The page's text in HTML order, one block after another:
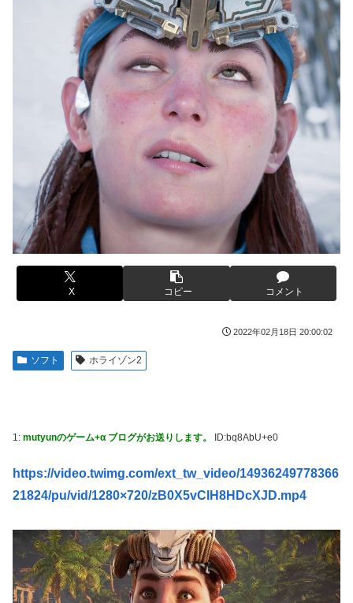
ンプくらいヌルイのなら考える
【艦これ】もちもちーの本気 他
【ウマ娘】水着シュヴァちいいね！
韓国人「超巨大台風13号ドルフィンが90度直角カーブで韓
国に向かう予想‥世界各国の最新スパコン気象予測モデルが
はじき出した直近の台風進路図がこちらです‥」
車大手工場にも女性・高齢者…軽作業ラインやスポットワー
海外「日本なんて行くんじゃなかった…」 日本を知ってし
まったディズニー信者、帰国後『本家』に失望する事態に
キャデラックF1、致命的なブレーキ問題の原因が明らかに
なるも解決には至っておらずめども立たず
【緊急】今の若者に急増している『コレ』依存、めちゃくち
ゃ深刻な模様w w w w w w w w w w
ゃんは今回も美しい…。前作で助けたシィルもいるぞ！
【デレマス】 凛「なにこれ、蒼穹のファフナー？」モバ
P「資料だから見といてくれ」
【ウマ娘】海外の絵師が描いた味付けの濃いウマ娘からしか
【速報】超かぐや姫さん、とんでもないスピンオフ漫画が連
載決定ｗｗｗｗｗｗｗｗｗｗｗｗｗｗｗｗｗｗｗｗｗ
の出場停止処分に。
【ウマ娘】セイちゃんの攻撃力を見よ！！！
【悲報】人気配信者「はっきり言う、ジャングリア沖縄ほん
みいちゃん、セコカンになる
【画像】咲-saki-作者、ようやく『奇乳』に気付くｗｗｗｗ
【艦これ】そもそも深海ってなんか悪いことしたの
【艦これ】けーかいじん 他
【艦これ】E5ヌルイとかいう風説には騙されないぞ スキャ
ンプくらいヌルイのなら考える
新台スマスロ『Lやじきた道中記参る』評判＆感想まとめ｜
通常時はポイント集めで修行、あっぱれチャンスの河童が強
い、スイカ取りこぼし注意 etc…
【画像】影山優佳さん(25)、下着姿であたシコが止まらない
京大病院、手術ミスで50代女性患者を「植物状態」に 脳腫
瘍摘出手術で腫瘍の無い部位を摘出してしまう
【画像】前田敦子さん、脚が長すぎるｗｗｗｗｗｗｗ
【画像】元モデルのTBS新人アナさん、プリケツ
テレビ大好き高齢者の｢テレビ離れ｣が始まった…
【画像】俺たちの姫本田望結、久しぶりに画像を投稿した結
果→やっぱりワイらの姫だったw w w w w w w w w w
元NBAプレーヤー、エネス・カンター・フリーダムが、
2027年WNBAドラフトの適性を宣言 一部コーチによる
WNBA男性参加の声明を受け
【朗報】「あの椅子カバー」のカプセルトイ、爆誕。自宅や
職場をパチンコ屋にしちゃおうｗｗｗ
【にじさんじ】Cellmates、NG行動回避ゲーム！フリが露
骨すぎる
X コピー コメント
2022年02月18日 20:00:02
ソフト ホライゾン2
1: mutyunのゲーム+α ブログがお送りします。 ID:bq8AbU+e0
https://video.twimg.com/ext_tw_video/14936249778366
21824/pu/vid/1280×720/zB0X5vCIH8HDcXJD.mp4